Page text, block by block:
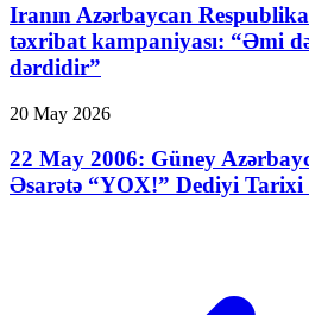
Iranın Azərbaycan
təxribat kampaniyası: “Əmi
dərdidir”
20 May 2026
22 May 2006: Güney
Əsarətə “YOX!” Dediyi Tarixi